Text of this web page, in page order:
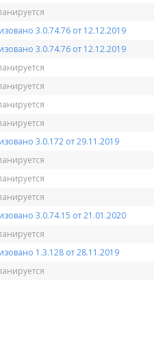
3.0.74.76 от 12.12.2019
3.0.74.76 от 12.12.2019
3.0.172 от 29.11.2019
3.0.74.15 от 21.01.2020
1.3.128 от 28.11.2019